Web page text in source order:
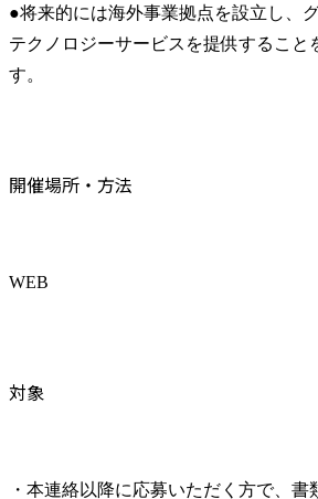
●将来的には海外事業拠点を設立し、
テクノロジーサービスを提供すること
す。
開催場所・方法
WEB
対象
・本連絡以降に応募いただく方で、書